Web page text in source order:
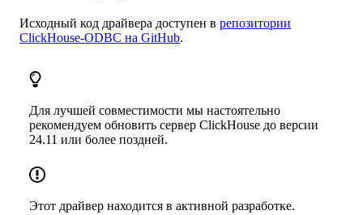
Исходный код драйвера доступен в репозитории
ClickHouse-ODBC на GitHub.
Для лучшей совместимости мы настоятельно
рекомендуем обновить сервер ClickHouse до версии
24.11 или более поздней.
Этот драйвер находится в активной разработке.